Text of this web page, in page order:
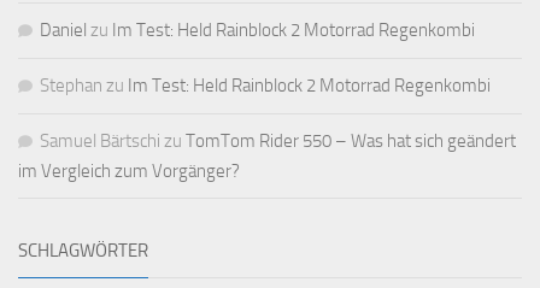
Daniel zu Im Test: Held Rainblock 2 Motorrad Regenkombi
Stephan zu Im Test: Held Rainblock 2 Motorrad Regenkombi
Samuel Bärtschi zu TomTom Rider 550 – Was hat sich geändert
im Vergleich zum Vorgänger?
SCHLAGWÖRTER